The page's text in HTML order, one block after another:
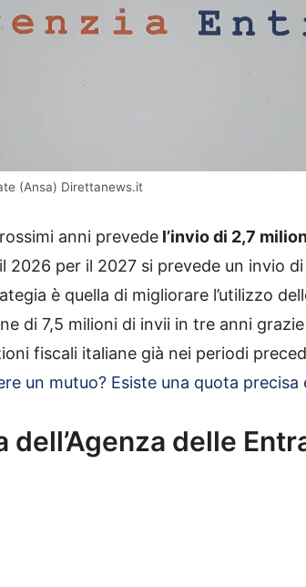
(Ansa) Direttanews.it
anni prevede l’invio di 2,7
2026 per il 2027 si prevede un invio
è quella di migliorare l’utilizzo
di 7,5 milioni di invii in tre anni
fiscali italiane già nei periodi
un mutuo? Esiste una quota precisa
dell’Agenza delle